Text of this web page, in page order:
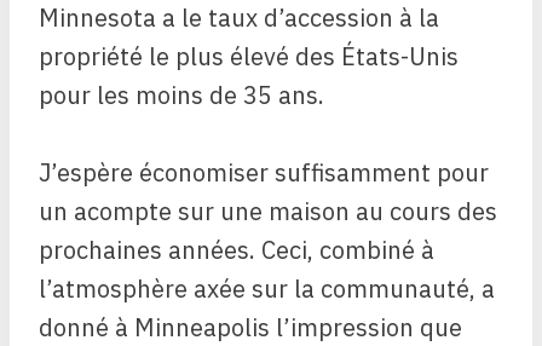
Minnesota a le taux d’accession à la
propriété le plus élevé des États-Unis
pour les moins de 35 ans.
J’espère économiser suffisamment pour
un acompte sur une maison au cours des
prochaines années. Ceci, combiné à
l’atmosphère axée sur la communauté, a
donné à Minneapolis l’impression que